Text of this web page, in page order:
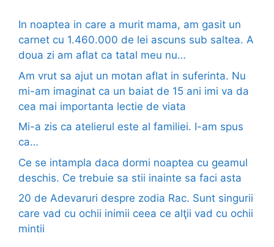
In noaptea in care a murit mama, am gasit un
carnet cu 1.460.000 de lei ascuns sub saltea. A
doua zi am aflat ca tatal meu nu…
Am vrut sa ajut un motan aflat in suferinta. Nu
mi-am imaginat ca un baiat de 15 ani imi va da
cea mai importanta lectie de viata
Mi-a zis ca atelierul este al familiei. I-am spus
ca…
Ce se intampla daca dormi noaptea cu geamul
deschis. Ce trebuie sa stii inainte sa faci asta
20 de Adevaruri despre zodia Rac. Sunt singurii
care vad cu ochii inimii ceea ce alţii vad cu ochii
mintii